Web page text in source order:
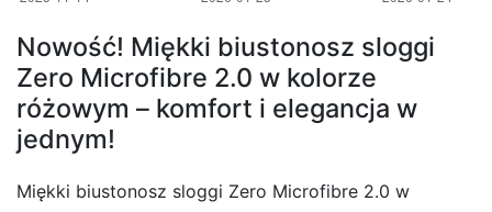
Nowość! Miękki biustonosz sloggi
Zero Microfibre 2.0 w kolorze
różowym – komfort i elegancja w
jednym!
Miękki biustonosz sloggi Zero Microfibre 2.0 w